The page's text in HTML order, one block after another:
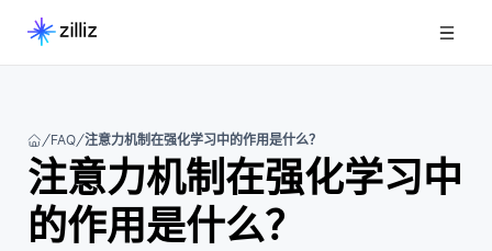
FAQ 注意力机制在强化学习中的作用是什么？
注意力机制在强化学习中
的作用是什么？